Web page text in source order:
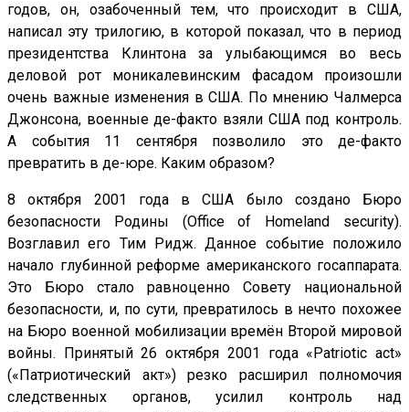
годов, он, озабоченный тем, что происходит в США,
написал эту трилогию, в которой показал, что в период
президентства Клинтона за улыбающимся во весь
деловой рот моникалевинским фасадом произошли
очень важные изменения в США. По мнению Чалмерса
Джонсона, военные де-факто взяли США под контроль.
А события 11 сентября позволило это де-факто
превратить в де-юре. Каким образом?
8 октября 2001 года в США было создано Бюро
безопасности Родины (Office of Homeland security).
Возглавил его Тим Ридж. Данное событие положило
начало глубинной реформе американского госаппарата.
Это Бюро стало равноценно Совету национальной
безопасности, и, по сути, превратилось в нечто похожее
на Бюро военной мобилизации времён Второй мировой
войны. Принятый 26 октября 2001 года «Patriotic act»
(«Патриотический акт») резко расширил полномочия
следственных органов, усилил контроль над